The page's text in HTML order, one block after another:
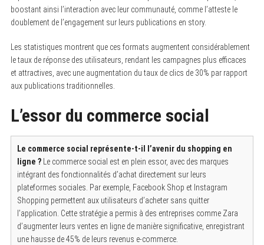
boostant ainsi l’interaction avec leur communauté, comme l’atteste le
doublement de l’engagement sur leurs publications en story.
Les statistiques montrent que ces formats augmentent considérablement
le taux de réponse des utilisateurs, rendant les campagnes plus efficaces
et attractives, avec une augmentation du taux de clics de 30% par rapport
aux publications traditionnelles.
L’essor du commerce social
Le commerce social représente-t-il l’avenir du shopping en
ligne ?Le commerce social est en plein essor, avec des marques
intégrant des fonctionnalités d’achat directement sur leurs
plateformes sociales. Par exemple, Facebook Shop et Instagram
Shopping permettent aux utilisateurs d’acheter sans quitter
l’application. Cette stratégie a permis à des entreprises comme Zara
d’augmenter leurs ventes en ligne de manière significative, enregistrant
une hausse de 45% de leurs revenus e-commerce.